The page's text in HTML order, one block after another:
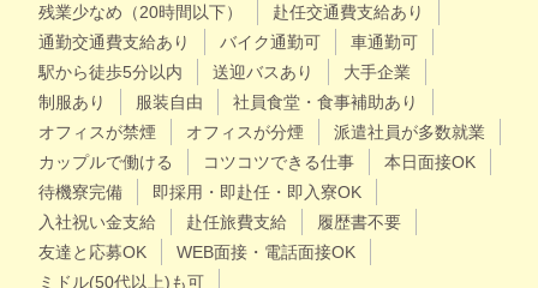
残業少なめ（20時間以下）
赴任交通費支給あり
通勤交通費支給あり
バイク通勤可
車通勤可
駅から徒歩5分以内
送迎バスあり
大手企業
制服あり
服装自由
社員食堂・食事補助あり
オフィスが禁煙
オフィスが分煙
派遣社員が多数就業
カップルで働ける
コツコツできる仕事
本日面接OK
待機寮完備
即採用・即赴任・即入寮OK
入社祝い金支給
赴任旅費支給
履歴書不要
友達と応募OK
WEB面接・電話面接OK
ミドル(50代以上)も可